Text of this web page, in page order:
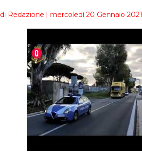
di Redazione | mercoledì 20 Gennaio 2021